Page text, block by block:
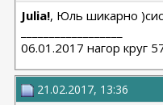
Julia!, Юль шикарно
06.01.2017 нагор круг
21.02.2017, 13:36